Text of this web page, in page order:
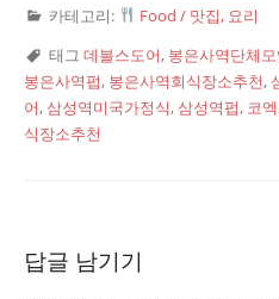
카테고리:
Food / 맛집, 요리
태그 데블스도어, 봉은사역단체
봉은사역펍, 봉은사역회식장소추천,
어,삼성역미국가정식,삼성역펍, 코
식장소추천
답글 남기기